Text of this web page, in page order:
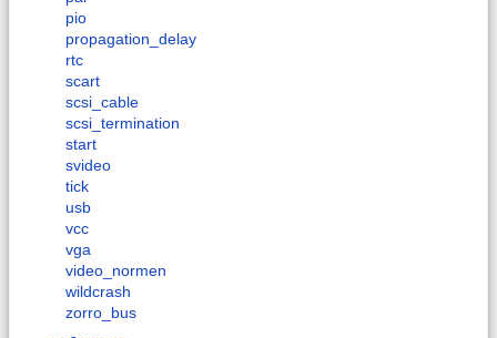
pio
propagation_delay
rtc
scart
scsi_cable
scsi_termination
start
svideo
tick
usb
vcc
vga
video_normen
wildcrash
zorro_bus